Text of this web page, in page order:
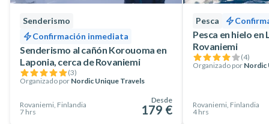
Senderismo
Confirmación inmediata
Senderismo al cañón Korouoma en
Laponia, cerca de Rovaniemi
(3)
Organizado por Nordic Unique Travels
Rovaniemi, Finlandia
7 hrs
Desde
179 €
Pesca
Pesca en hielo en
Rovaniemi
(4)
Organizado por Nordic
Rovaniemi, Finlandia
4 hrs